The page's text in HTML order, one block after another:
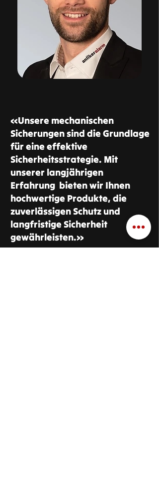
«Unsere mechanischen
Sicherungen sind die Grundlage
für eine effektive
Sicherheitsstrategie. Mit
unserer langjährigen
Erfahrung bieten wir Ihnen
hochwertige Produkte, die
zuverlässigen Schutz und
langfristige Sicherheit
gewährleisten.»